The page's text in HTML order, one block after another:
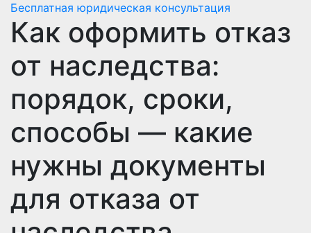
Бесплатная юридическая консультация
Как оформить отказ
от наследства:
порядок, сроки,
способы — какие
нужны документы
для отказа от